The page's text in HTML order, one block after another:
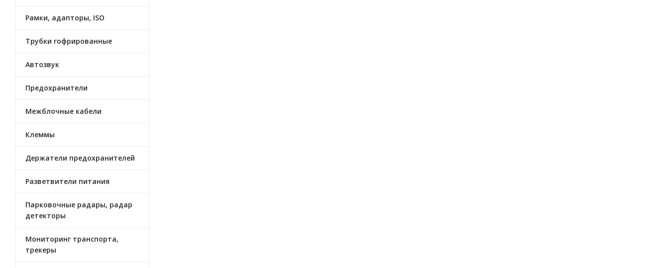
Рамки, адапторы, ISO
Трубки гофрированные
Автозвук
Предохранители
Межблочные кабели
Клеммы
Держатели предохранителей
Разветвители питания
Парковочные радары, радар
детекторы
Мониторинг транспорта,
трекеры